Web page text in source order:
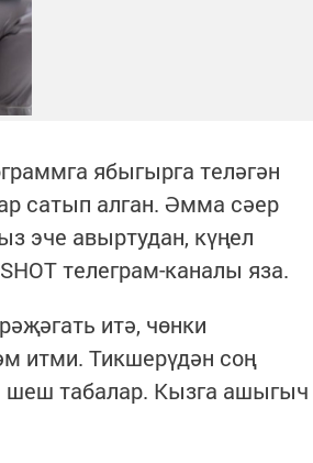
ябыгырга теләгән
сатып алган. Әмма сәер
эче авыртудан, күңел
телеграм-каналы яза.
итә, чөнки
итми. Тикшерүдән соң
шеш табалар. Кызга ашыгыч